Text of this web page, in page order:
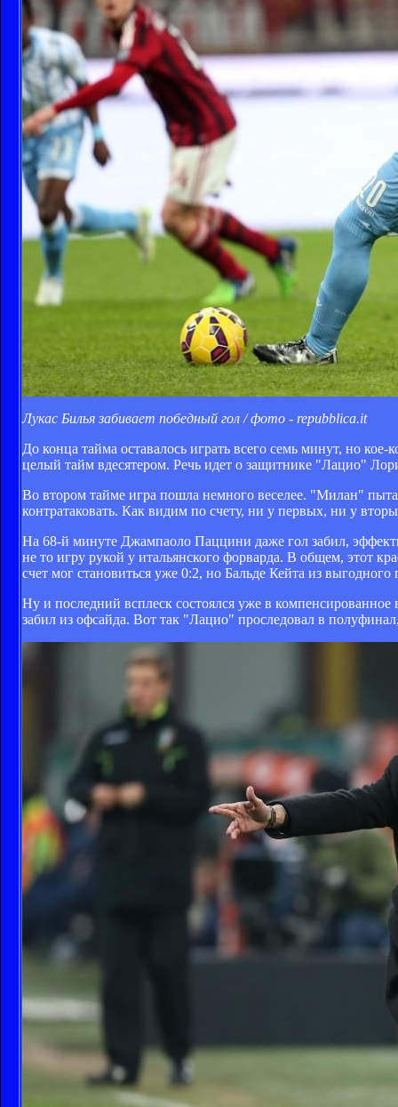
Лукас Билья забивает победный гол / фото - repubblica.it
До конца тайма оставалось играть всего семь минут, но
целый тайм вдесятером. Речь идет о защитнике "Лацио"
Во втором тайме игра пошла немного веселее. "Милан"
контратаковать. Как видим по счету, ни у первых, ни у
На 68-й минуте Джампаоло Паццини даже гол забил,
не то игру рукой у итальянского форварда. В общем, этот
счет мог становиться уже 0:2, но Бальде Кейта из
Ну и последний всплеск состоялся уже в
забил из офсайда. Вот так "Лацио" проследовал в